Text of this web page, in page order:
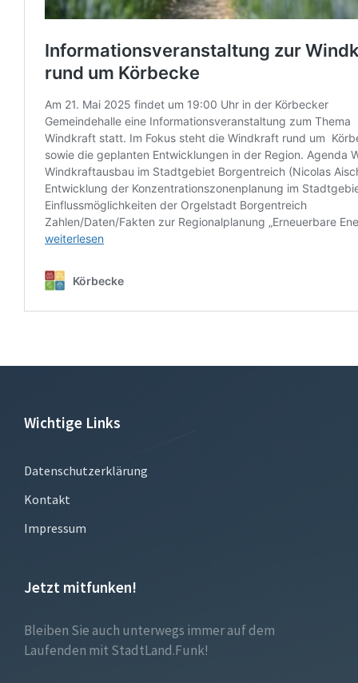
Wichtige Links
Datenschutzerklärung
Kontakt
Impressum
Jetzt mitfunken!
Bleiben Sie auch unterwegs immer auf dem
Laufenden mit StadtLand.Funk!